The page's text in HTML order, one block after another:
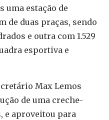
uma estação de
de duas praças, sendo
e outra com 1.529
esportiva e
Max Lemos
de uma creche-
e aproveitou para